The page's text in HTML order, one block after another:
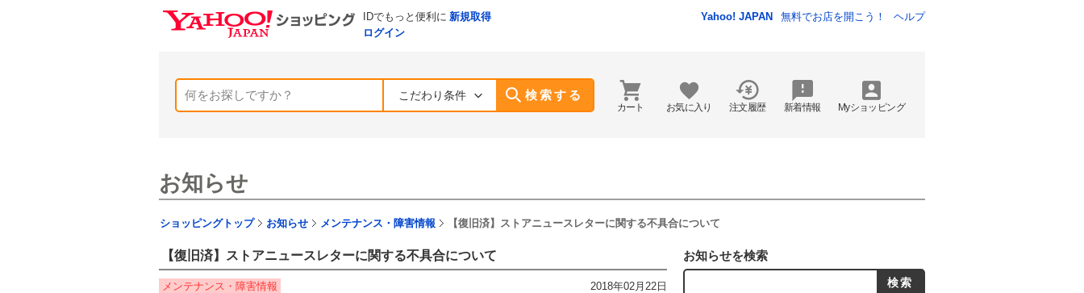
IDでもっと便利に 新規取得 Yahoo! JAPAN 無料でお店を開こう！
ヘルプ
ログイン
こだわり条件 検索する
カート お気に入り 注文履歴 新着情報 Myショッピング
お知らせ
ショッピングトップ お知らせ メンテナンス・障害情報 【復旧済】ストアニュースレターに関する不具合について
【復旧済】ストアニュースレターに関する不具合について
メンテナンス・障害情報 2018年02月22日
お知らせを検索